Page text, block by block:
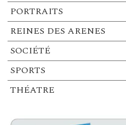
PORTRAITS
REINES DES ARENES
SOCIÉTÉ
SPORTS
THÉATRE